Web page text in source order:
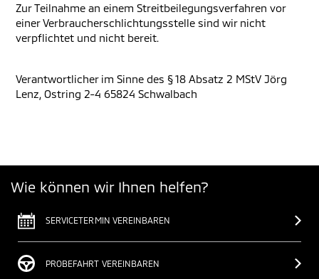
Zur Teilnahme an einem Streitbeilegungsverfahren vor
einer Verbraucherschlichtungsstelle sind wir nicht
verpflichtet und nicht bereit.
Verantwortlicher im Sinne des § 18 Absatz 2 MStV Jörg
Lenz, Ostring 2-4 65824 Schwalbach
Wie können wir Ihnen helfen?
SERVICETERMIN VEREINBAREN
PROBEFAHRT VEREINBAREN